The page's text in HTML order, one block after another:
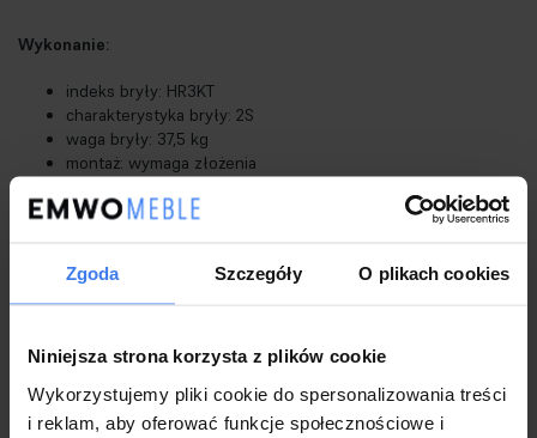
Zgoda Szczegóły O plikach cookies
Niniejsza strona korzysta z plików cookie
Wykorzystujemy pliki cookie do spersonalizowania treści
i reklam, aby oferować funkcje społecznościowe i
Wykonanie:
indeks bryły: HR3KT
charakterystyka bryły: 2S
waga bryły: 37,5 kg
montaż: wymaga złożenia
uchwyt: pvc
korpus: płyta wiórowa laminowana: 16mm
wykończenie krawędzi korpusu: 0,45mm
blat: płyta wiórowa laminowana; 16mm
kolor blatu: kaszmir
front: płyta wiórowa laminowana; 16mm